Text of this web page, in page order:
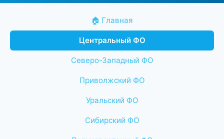
🏠 Главная
Центральный ФО
Северо-Западный ФО
Приволжский ФО
Уральский ФО
Сибирский ФО